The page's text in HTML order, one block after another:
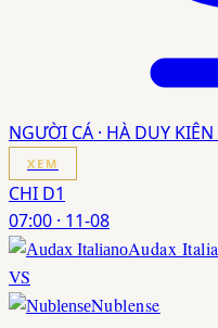
NGƯỜI CÁ · HÀ DUY KIÊN
XEM
CHI D1
07:00 · 11-08
Audax
VS
Nublense